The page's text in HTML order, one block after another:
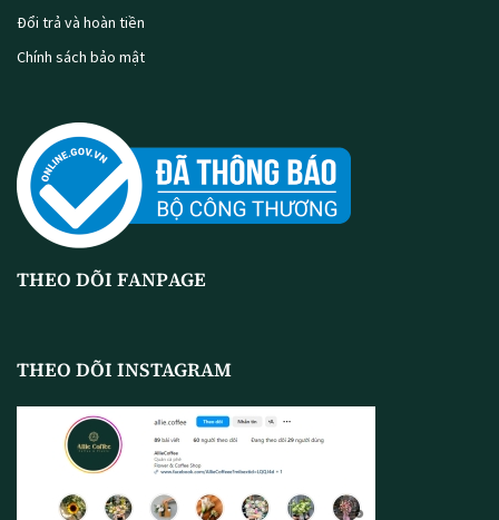
Đổi trả và hoàn tiền
Chính sách bảo mật
THEO DÕI FANPAGE
THEO DÕI INSTAGRAM